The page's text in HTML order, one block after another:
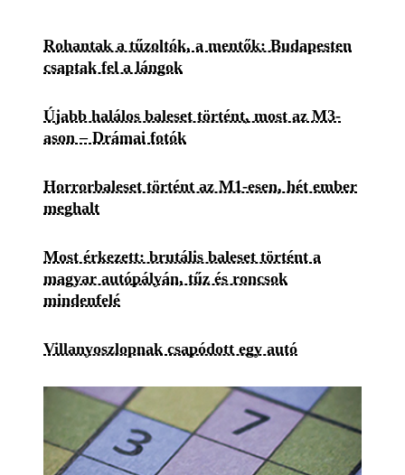
Rohantak a tűzoltók, a mentők: Budapesten
csaptak fel a lángok
Újabb halálos baleset történt, most az M3-
ason – Drámai fotók
Horrorbaleset történt az M1-esen, hét ember
meghalt
Most érkezett: brutális baleset történt a
magyar autópályán, tűz és roncsok
mindenfelé
Villanyoszlopnak csapódott egy autó